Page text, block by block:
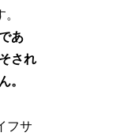
あ
され
。
フサ